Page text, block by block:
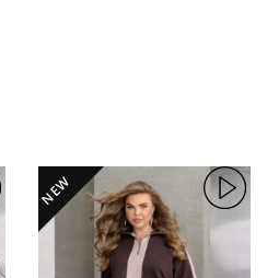
NEW